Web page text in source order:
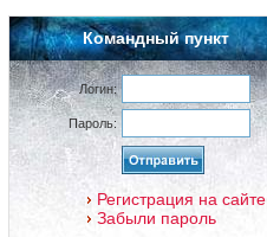
Командный пункт
Логин:
Пароль:
Регистрация на сайте
Забыли пароль